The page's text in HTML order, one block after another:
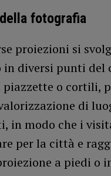
fotografia
proiezioni si
in diversi punti del
piazzette o cortili,
di
in modo che i
per la città e
a piedi o